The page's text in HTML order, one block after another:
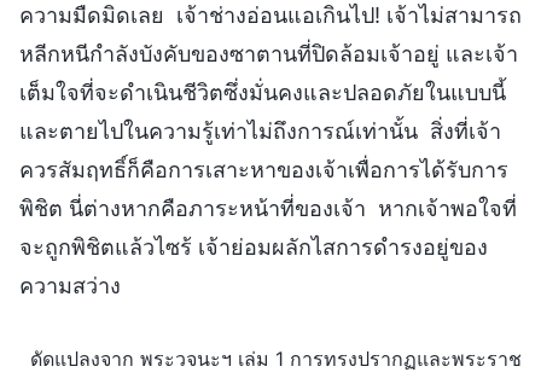
ความมืดมิดเลย เจ้าช่างอ่อนแอเกินไป! เจ้าไม่สามารถ
หลีกหนีกำลังบังคับของซาตานที่ปิดล้อมเจ้าอยู่ และเจ้า
เต็มใจที่จะดำเนินชีวิตซึ่งมั่นคงและปลอดภัยในแบบนี้
และตายไปในความรู้เท่าไม่ถึงการณ์เท่านั้น สิ่งที่เจ้า
ควรสัมฤทธิ์ก็คือการเสาะหาของเจ้าเพื่อการได้รับการ
พิชิต นี่ต่างหากคือภาระหน้าที่ของเจ้า หากเจ้าพอใจที่
จะถูกพิชิตแล้วไซร้ เจ้าย่อมผลักไสการดำรงอยู่ของ
ความสว่าง
ดัดแปลงจาก พระวจนะฯ เล่ม 1 การทรงปรากฏและพระราช